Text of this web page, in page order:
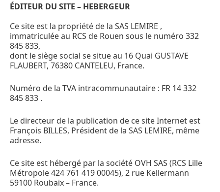
ÉDITEUR DU SITE – HEBERGEUR
Ce site est la propriété de la SAS LEMIRE ,
immatriculée au RCS de Rouen sous le numéro 332
845 833,
dont le siège social se situe au 16 Quai GUSTAVE
FLAUBERT, 76380 CANTELEU, France.
Numéro de la TVA intracommunautaire : FR 14 332
845 833 .
Le directeur de la publication de ce site Internet est
François BILLES, Président de la SAS LEMIRE, même
adresse.
Ce site est hébergé par la société OVH SAS (RCS Lille
Métropole 424 761 419 00045), 2 rue Kellermann
59100 Roubaix – France.